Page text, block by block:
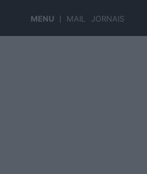
MENU MAIL JORNAIS